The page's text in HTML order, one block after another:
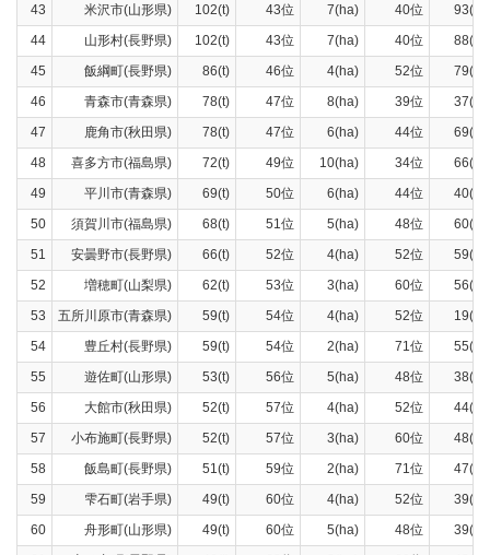
43
米沢市(山形県) 102(t) 43位 7(ha) 40位
93(t)
44
山形村(長野県) 102(t) 43位 7(ha) 40位
88(t)
45
飯綱町(長野県) 86(t) 46位 4(ha) 52位
79(t)
46
青森市(青森県) 78(t) 47位 8(ha) 39位
37(t)
47
鹿角市(秋田県) 78(t) 47位 6(ha) 44位
69(t)
48
喜多方市(福島県) 72(t) 49位 10(ha) 34位
66(t)
49
平川市(青森県) 69(t) 50位 6(ha) 44位
40(t)
50
須賀川市(福島県) 68(t) 51位 5(ha) 48位
60(t)
51
安曇野市(長野県) 66(t) 52位 4(ha) 52位
59(t)
52
増穂町(山梨県) 62(t) 53位 3(ha) 60位
56(t)
53
五所川原市(青森県) 59(t) 54位 4(ha) 52位
19(t)
54
豊丘村(長野県) 59(t) 54位 2(ha) 71位
55(t)
55
遊佐町(山形県) 53(t) 56位 5(ha) 48位
38(t)
56
大館市(秋田県) 52(t) 57位 4(ha) 52位
44(t)
57
小布施町(長野県) 52(t) 57位 3(ha) 60位
48(t)
58
飯島町(長野県) 51(t) 59位 2(ha) 71位
47(t)
59
雫石町(岩手県) 49(t) 60位 4(ha) 52位
39(t)
60
舟形町(山形県) 49(t) 60位 5(ha) 48位
39(t)